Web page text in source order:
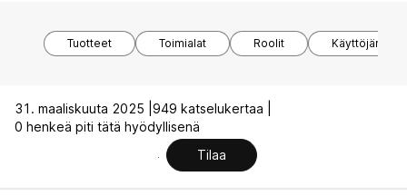
Tuotteet Toimialat Roolit
31. maaliskuuta 2025 | 949 katselukertaa |
0 henkeä piti tätä hyödyllisenä
Tilaa